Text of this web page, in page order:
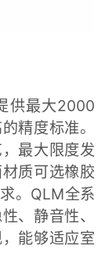
供最大2000
精度标准。
最大限度发
质可选橡胶
。QLM全系
、静音性、
能够适应室